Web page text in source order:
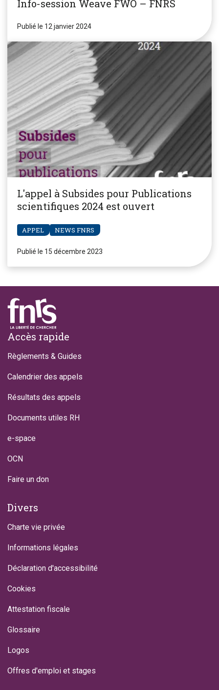
Info-session Weave FWO – FNRS
Publié le 12 janvier 2024
L'appel à Subsides pour Publications
scientifiques 2024 est ouvert
APPEL NEWS FNRS
Publié le 15 décembre 2023
Footer
Accès rapide
Règlements & Guides
Calendrier des appels
Résultats des appels
Documents utiles RH
e-space
OCN
Faire un don
Divers
Charte vie privée
Informations légales
Déclaration d'accessibilité
Cookies
Attestation fiscale
Glossaire
Logos
Offres d'emploi et stages